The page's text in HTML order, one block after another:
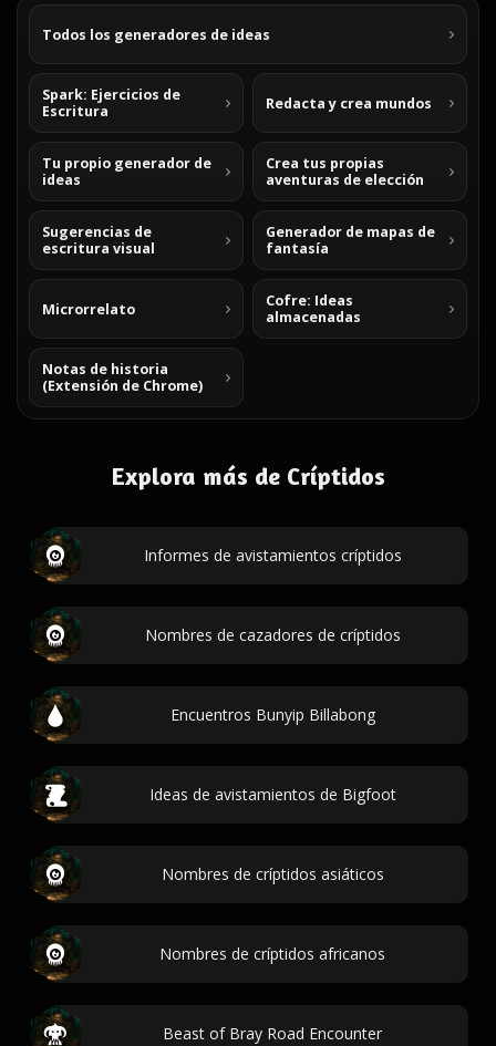
Todos los generadores de ideas
Spark: Ejercicios de
Escritura
Redacta y crea mundos
Tu propio generador de
ideas
Crea tus propias
aventuras de elección
Sugerencias de
escritura visual
Generador de mapas de
fantasía
Microrrelato
Cofre: Ideas
almacenadas
Notas de historia
(Extensión de Chrome)
Explora más de Críptidos
Informes de avistamientos críptidos
Nombres de cazadores de críptidos
Encuentros Bunyip Billabong
Ideas de avistamientos de Bigfoot
Nombres de críptidos asiáticos
Nombres de críptidos africanos
Beast of Bray Road Encounter